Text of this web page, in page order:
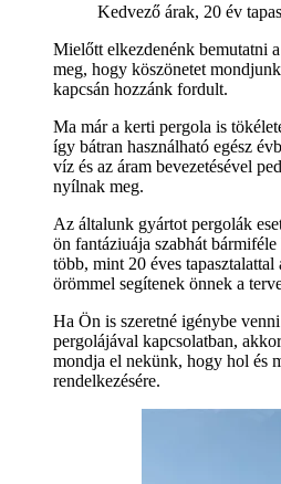
Kedvező árak, 20 év
Mielőtt elkezdenénk bemutatni
meg, hogy köszönetet
kapcsán hozzánk fordult.
Ma már a kerti pergola is
így bátran használható egész
víz és az áram bevezetésével
nyílnak meg.
Az általunk gyártot pergolák
ön fantáziuája szabhát
több, mint 20 éves
örömmel segítenek önnek a
Ha Ön is szeretné igénybe
pergolájával kapcsolatban,
mondja el nekünk, hogy hol és
rendelkezésére.